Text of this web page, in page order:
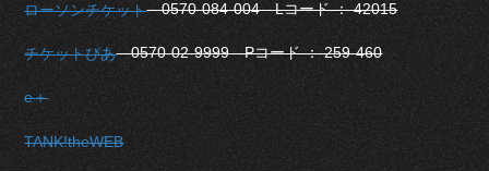
ローソンチケット0570-084-004 Lコード ： 42015
チケットぴあ0570-02-9999 Pコード ： 259-460
e＋
TANK!theWEB